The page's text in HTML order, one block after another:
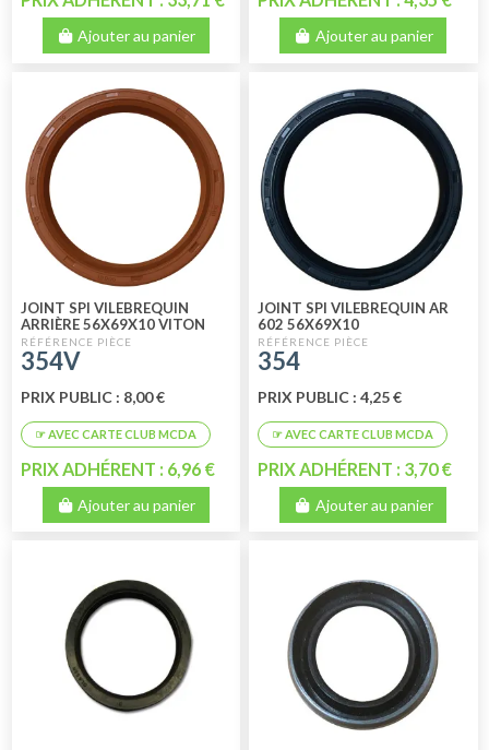
Ajouter au panier Ajouter au panier
JOINT SPI VILEBREQUIN
ARRIÈRE 56X69X10 VITON
354V
PRIX PUBLIC : 8,00 €
PRIX ADHÉRENT : 6,96 €
Ajouter au panier
JOINT SPI VILEBREQUIN AR
602 56X69X10
354
PRIX PUBLIC : 4,25 €
PRIX ADHÉRENT : 3,70 €
Ajouter au panier